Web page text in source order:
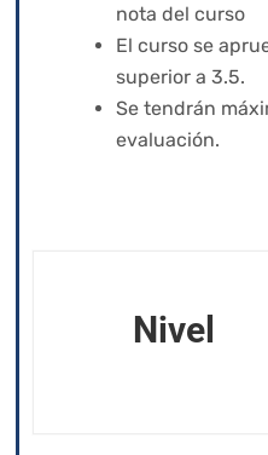
nota del curso
El curso se
superior a 3.5.
Se tendrán
evaluación.
Nivel